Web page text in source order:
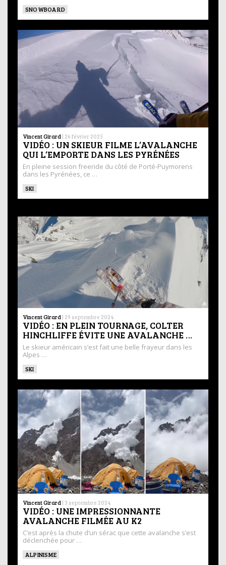
SNOWBOARD
Vincent Girard | 26 février 2025
VIDÉO : UN SKIEUR FILME L’AVALANCHE
QUI L’EMPORTE DANS LES PYRÉNÉES
En pleine session freeride du côté de Porté-Puymorens
dans les Pyrénées, ce …
SKI
Vincent Girard | 29 septembre 2024
VIDÉO : EN PLEIN TOURNAGE, COLTER
HINCHLIFFE ÉVITE UNE AVALANCHE …
Le skieur américain s’est fait une belle frayeur dans les
Alpes …
SKI
Vincent Girard | 3 septembre 2024
VIDÉO : UNE IMPRESSIONNANTE
AVALANCHE FILMÉE AU K2
C’est après la chute d’un sérac que cette avalanche s’est
déclenchée pour …
ALPINISME